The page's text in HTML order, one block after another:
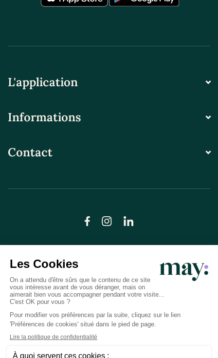
L'application
Informations
Contact
© LN CARE 2026
Politique de confidentialité
Conditions générales d’utilisation
Plan du site